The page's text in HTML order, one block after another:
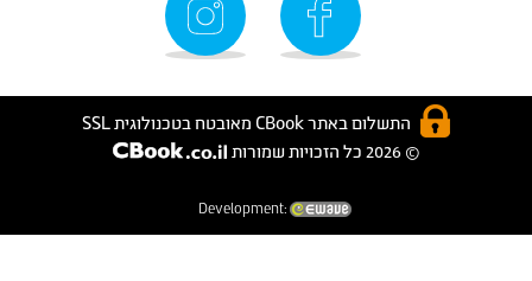
התשלום באתר CBook מאובטח בטכנולוגית SSL
© 2026 כל הזכויות שמורות
Development: